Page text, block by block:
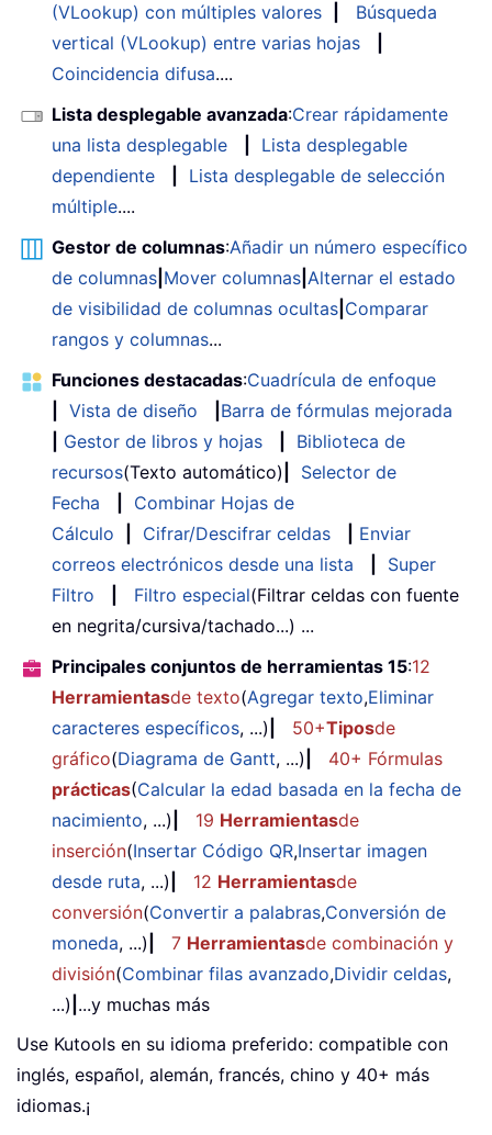
(VLookup) con múltiples valores
Búsqueda
vertical (VLookup) entre varias hojas
Coincidencia difusa....
Lista desplegable avanzada:Crear rápidamente
una lista desplegable
Lista desplegable
dependiente
Lista desplegable de selección
múltiple....
Gestor de columnas:Añadir un número específico
de columnas Mover columnas Alternar el estado
de visibilidad de columnas ocultas Comparar
rangos y columnas...
Funciones destacadas:Cuadrícula de enfoque
Vista de diseño
Barra de fórmulas mejorada
Gestor de libros y hojas
Biblioteca de
recursos(Texto automático)
Selector de
Fecha
Combinar Hojas de
Cálculo
Cifrar/Descifrar celdas
Enviar
correos electrónicos desde una lista
Super
Filtro
Filtro especial(Filtrar celdas con fuente
en negrita/cursiva/tachado...) ...
Principales conjuntos de herramientas 15:12
Herramientasde texto(Agregar texto,Eliminar
caracteres específicos, ...) 50+Tiposde
gráfico(Diagrama de Gantt, ...)
40+ Fórmulas
prácticas(Calcular la edad basada en la fecha de
nacimiento, ...) 19 Herramientasde
inserción(Insertar Código QR,Insertar imagen
desde ruta, ...) 12 Herramientasde
conversión(Convertir a palabras,Conversión de
moneda, ...) 7 Herramientasde combinación y
división(Combinar filas avanzado,Dividir celdas,
...) ...y muchas más
Use Kutools en su idioma preferido: compatible con
inglés, español, alemán, francés, chino y 40+ más
idiomas.¡